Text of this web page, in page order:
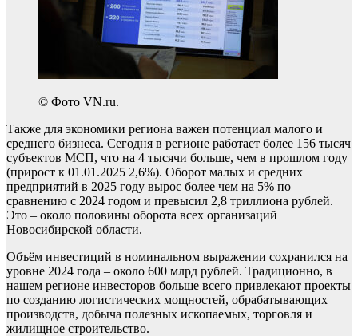
© Фото VN.ru.
Также для экономики региона важен потенциал малого и
среднего бизнеса. Сегодня в регионе работает более 156 тысяч
субъектов МСП, что на 4 тысячи больше, чем в прошлом году
(прирост к 01.01.2025 2,6%). Оборот малых и средних
предприятий в 2025 году вырос более чем на 5% по
сравнению с 2024 годом и превысил 2,8 триллиона рублей.
Это – около половины оборота всех организаций
Новосибирской области.
Объём инвестиций в номинальном выражении сохранился на
уровне 2024 года – около 600 млрд рублей. Традиционно, в
нашем регионе инвесторов больше всего привлекают проекты
по созданию логистических мощностей, обрабатывающих
производств, добыча полезных ископаемых, торговля и
жилищное строительство.